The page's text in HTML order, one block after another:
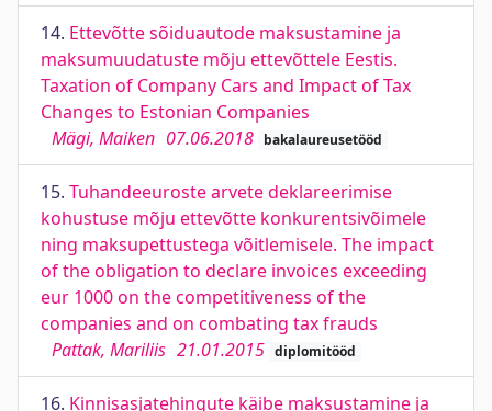
14. Ettevõtte sõiduautode maksustamine ja
maksumuudatuste mõju ettevõttele Eestis.
Taxation of Company Cars and Impact of Tax
Changes to Estonian Companies
Mägi, Maiken 07.06.2018 bakalaureusetööd
15. Tuhandeeuroste arvete deklareerimise
kohustuse mõju ettevõtte konkurentsivõimele
ning maksupettustega võitlemisele. The impact
of the obligation to declare invoices exceeding
eur 1000 on the competitiveness of the
companies and on combating tax frauds
Pattak, Mariliis 21.01.2015 diplomitööd
16. Kinnisasjatehingute käibe maksustamine ja